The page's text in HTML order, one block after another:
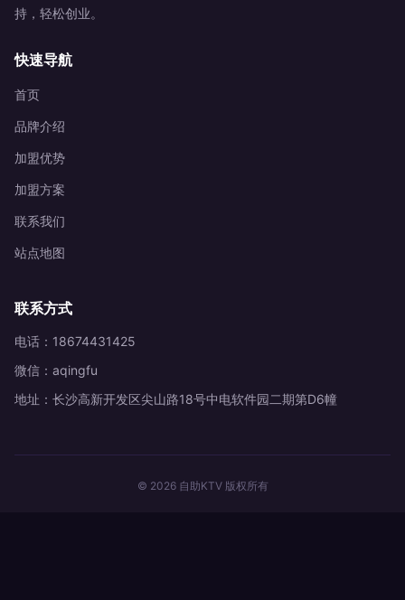
持，轻松创业。
快速导航
首页
品牌介绍
加盟优势
加盟方案
联系我们
站点地图
联系方式
电话：18674431425
微信：aqingfu
地址：长沙高新开发区尖山路18号中电软件园二期第D6幢
© 2026 自助KTV 版权所有